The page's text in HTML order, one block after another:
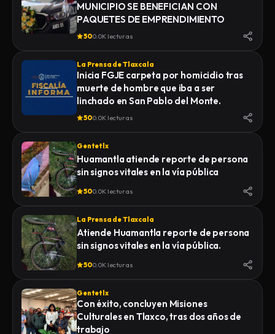
MUNICIPIO SE BENEFICIAN CON
PAQUETES DE EMPRENDIMIENTO
500.0K lecturas
La Prensa de Tlaxcala
Inicia FGJE carpeta por homicidio tras
muerte de hombre que iba a ser
linchado en San Pablo del Monte.
500.0K lecturas
Gentetlx
Huamantla atiende reporte de persona
sin signos vitales en la vía pública
500.0K lecturas
La Prensa de Tlaxcala
Atiende Huamantla reporte de persona
sin signos vitales en la vía pública.
500.0K lecturas
Gentetlx
Con éxito, concluyen Misiones
Culturales en Tlaxco, tras dos años de
trabajo